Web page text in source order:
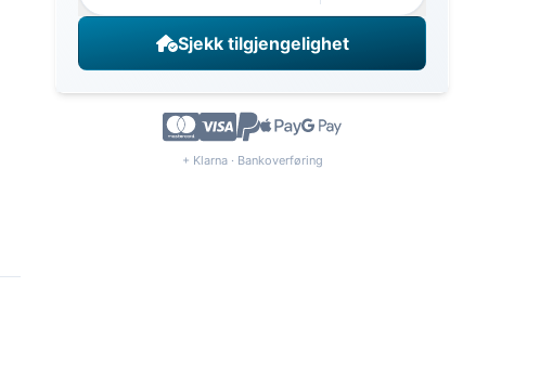
Sjekk tilgjengelighet
+ Klarna · Bankoverføring